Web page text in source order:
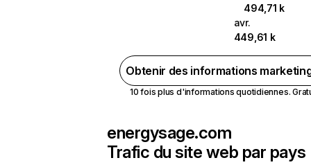
494,71 k
avr.
449,61 k
Obtenir des informations
10 fois plus d'informations quotidiennes.
energysage.com
Trafic du site web par pays